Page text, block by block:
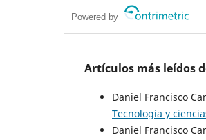
Powered by
Artículos más leídos
Daniel Francisco
Tecnología y
Daniel Francisco